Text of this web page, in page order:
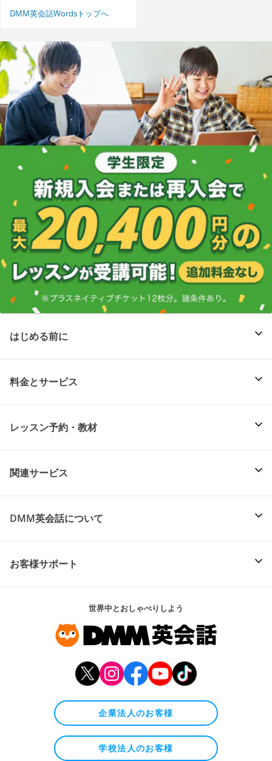
DMM英会話Wordsトップへ
はじめる前に
料金とサービス
レッスン予約・教材
関連サービス
DMM英会話について
お客様サポート
世界中とおしゃべりしよう
企業法人のお客様
学校法人のお客様